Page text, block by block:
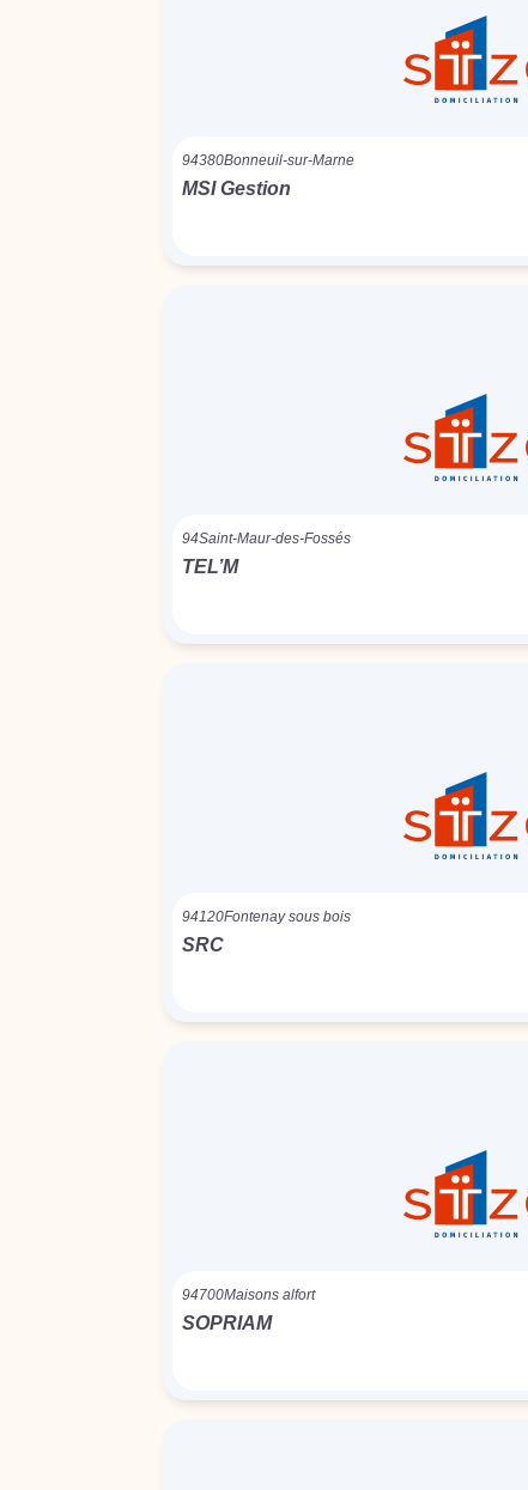
94380Bonneuil-sur-Marne
MSI Gestion
94Saint-Maur-des-Fossés
TEL’M
94120Fontenay sous bois
SRC
94700Maisons alfort
SOPRIAM